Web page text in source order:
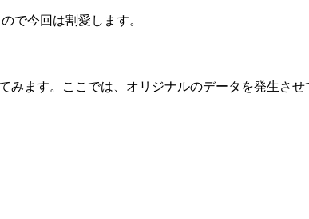
で今回は割愛します。
みます。ここでは、オリジナルのデータを発生さ